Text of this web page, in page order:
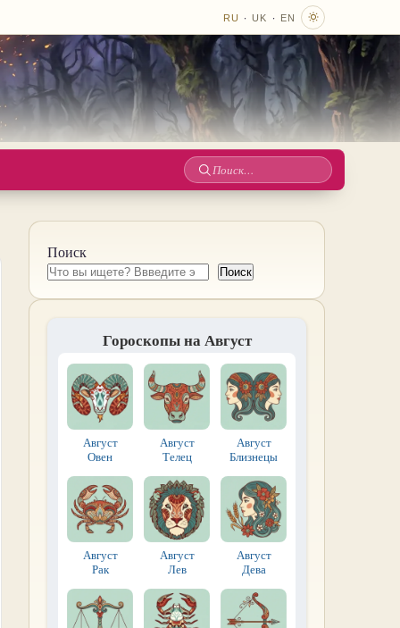
RU · UK · EN
Поиск
Поиск
Поиск
Гороскопы на Август
Август
Овен
Август
Телец
Август
Близнецы
Август
Рак
Август
Лев
Август
Дева